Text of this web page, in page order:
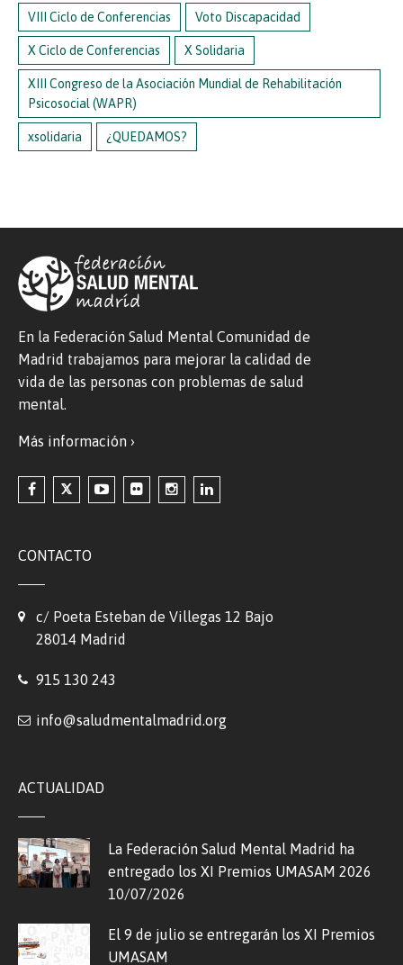
VIII Ciclo de Conferencias Voto Discapacidad
X Ciclo de Conferencias X Solidaria
XIII Congreso de la Asociación Mundial de Rehabilitación
Psicosocial (WAPR)
xsolidaria ¿QUEDAMOS?
En la Federación Salud Mental Comunidad de
Madrid trabajamos para mejorar la calidad de
vida de las personas con problemas de salud
mental.
Más información ›
CONTACTO
c/ Poeta Esteban de Villegas 12 Bajo
28014 Madrid
915 130 243
info@saludmentalmadrid.org
ACTUALIDAD
La Federación Salud Mental Madrid ha
entregado los XI Premios UMASAM 2026
10/07/2026
El 9 de julio se entregarán los XI Premios
UMASAM